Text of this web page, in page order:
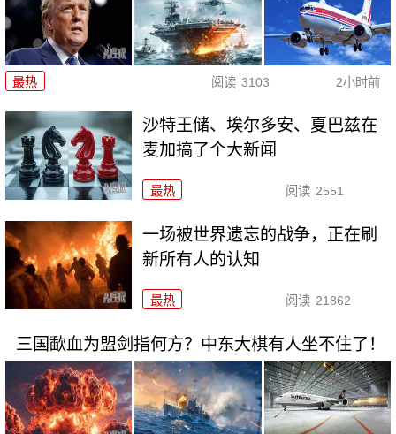
最热 阅读 3103 2小时前
沙特王储、埃尔多安、夏巴兹在
麦加搞了个大新闻
最热 阅读 2551
一场被世界遗忘的战争，正在刷
新所有人的认知
最热 阅读 21862
三国歃血为盟剑指何方？中东大棋有人坐不住了！